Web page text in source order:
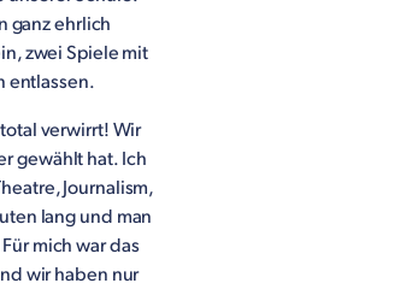
ganz ehrlich
zwei Spiele mit
entlassen.
verwirrt! Wir
gewählt hat. Ich
Journalism,
lang und man
mich war das
wir haben nur